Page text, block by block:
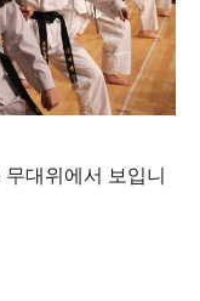
대위에서 보입니